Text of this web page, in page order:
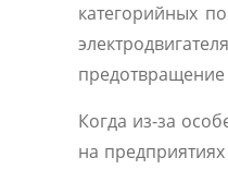
категорийных
Когда из-за
на